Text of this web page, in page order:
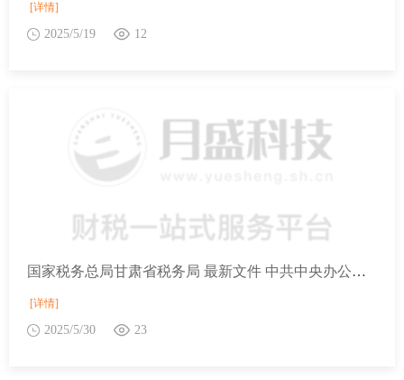
[详情]
2025/5/19 12
国家税务总局甘肃省税务局 最新文件 中共中央办公厅 国务院办公厅关于健全资源环境要素市场化配置体系的意见
[详情]
2025/5/30 23